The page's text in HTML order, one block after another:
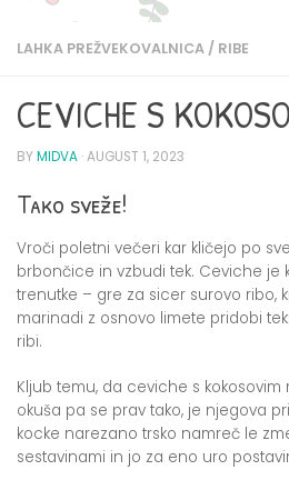
LAHKA PREŽVEKOVALNICA / RIBE
CEVICHE S
BYMIDVA ·AUGUST 1, 2023
Tako sveže!
Vroči poletni večeri kar kličejo po
brbončice in vzbudi tek. Ceviche je
trenutke – gre za sicer surovo ribo,
marinadi z osnovo limete pridobi
ribi.
Kljub temu, da ceviche s
okuša pa se prav tako, je njegova
kocke narezano trsko namreč le
sestavinami in jo za eno uro